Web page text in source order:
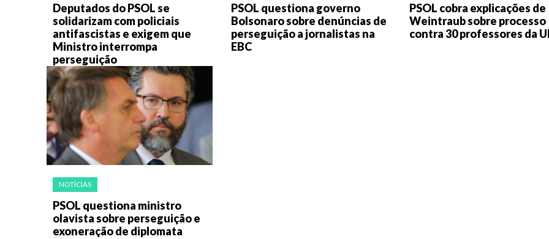
Deputados do PSOL se
solidarizam com policiais
antifascistas e exigem que
Ministro interrompa
perseguição
PSOL questiona governo
Bolsonaro sobre denúncias de
perseguição a jornalistas na
EBC
PSOL cobra explicações de
Weintraub sobre processo
contra 30 professores da
NOTÍCIAS
PSOL questiona ministro
olavista sobre perseguição e
exoneração de diplomata